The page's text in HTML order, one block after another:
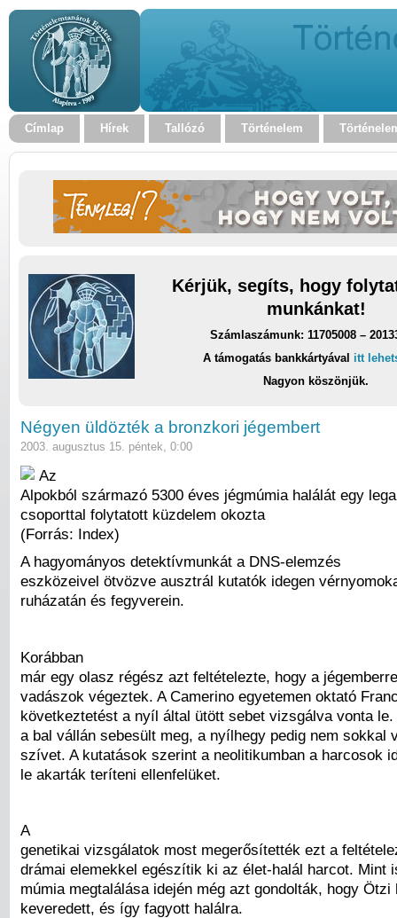
Címlap Hírek Tallózó Történelem
Kérjük, segíts, hogy
munkánkat!
Számlaszámunk: 11705008 –
A támogatás bankkártyával itt
Nagyon köszönjük.
Négyen üldözték a bronzkori jégembert
2003. augusztus 15. péntek, 0:00
Az
Alpokból származó 5300 éves jégmúmia halálát egy
csoporttal folytatott küzdelem okozta
(Forrás: Index)
A hagyományos detektívmunkát a DNS-elemzés
eszközeivel ötvözve ausztrál kutatók idegen
ruházatán és fegyverein.
Korábban
már egy olasz régész azt feltételezte, hogy a
vadászok végeztek. A Camerino egyetemen oktató
következtetést a nyíl által ütött sebet vizsgálva vonta
a bal vállán sebesült meg, a nyílhegy pedig nem sokkal
szívet. A kutatások szerint a neolitikumban a harcosok
le akarták teríteni ellenfelüket.
A
genetikai vizsgálatok most megerősítették ezt a
drámai elemekkel egészítik ki az élet-halál harcot. Mint
múmia megtalálása idején még azt gondolták, hogy Ötzi
keveredett, és így fagyott halálra.